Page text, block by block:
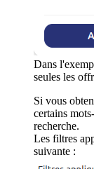
Dans
seules les
Si vous
certains
recherche.
Les filtres
suivante :